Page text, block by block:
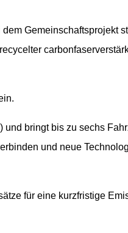
Gemeinschaftsprojekt
bringt bis zu sechs
und neue
für eine kurzfristige